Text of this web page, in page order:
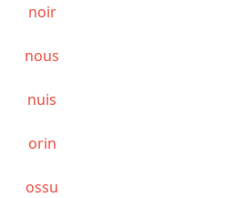
noir
nous
nuis
orin
ossu